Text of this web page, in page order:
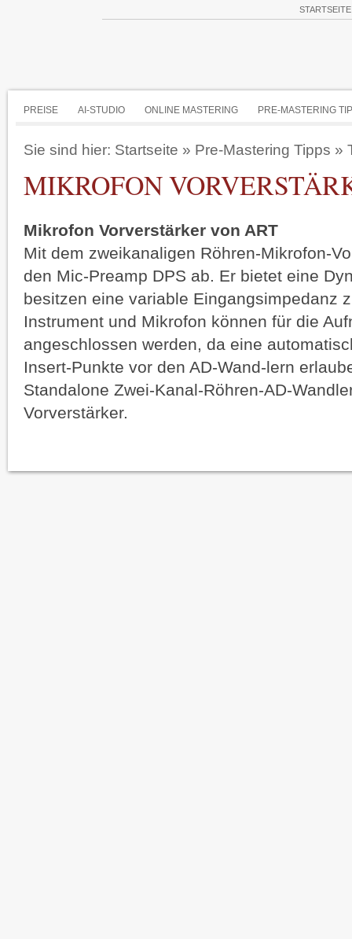
STARTSEITE
PREISE AI-STUDIO ONLINE MASTERING PRE-MASTERING
Sie sind hier: Startseite » Pre-Mastering Tipps »
MIKROFON
Mikrofon Vorverstärker von ART
Mit dem zweikanaligen Röhren-Mikrofon-
den Mic-Preamp DPS ab. Er bietet eine
besitzen eine variable Eingangsimpedanz
Instrument und Mikrofon können für die
angeschlossen werden, da eine
Insert-Punkte vor den AD-Wand-lern
Standalone Zwei-Kanal-Röhren-AD-
Vorverstärker.